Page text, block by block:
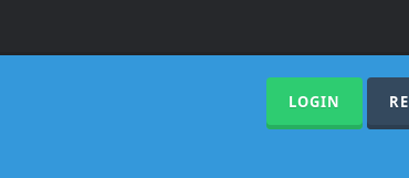
LOGIN